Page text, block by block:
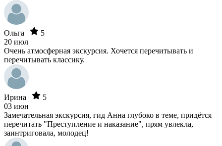
Ольга |
5
20 июл
Очень атмосферная экскурсия. Хочется перечитывать и
перечитывать классику.
Ирина |
5
03 июн
Замечательная экскурсия, гид Анна глубоко в теме, придётся
перечитать "Преступление и наказание", прям увлекла,
заинтриговала, молодец!